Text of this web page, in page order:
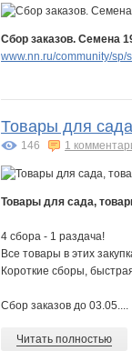
Сбор заказов. Семена
www.nn.ru/community/
Товары для
146
1
Товары для сада,
4 сбора - 1 раздача!
Все товары в этих
Короткие сборы,
Сбор заказов до 03.05....
Читать полностью